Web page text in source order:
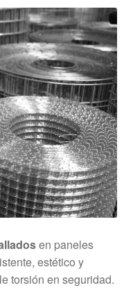
en paneles
estético y
torsión en seguridad.